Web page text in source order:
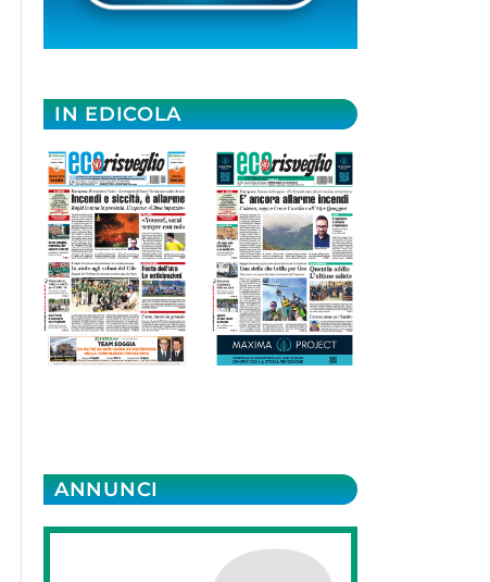
IN EDICOLA
ANNUNCI